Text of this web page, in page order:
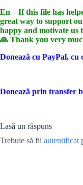
En – If this file has
great way to support
happy and motivate us
🙏 Thank you very
Donează cu PayPal, cu
Donează prin transfer
Lasă un răspuns
Trebuie să fii autentificat